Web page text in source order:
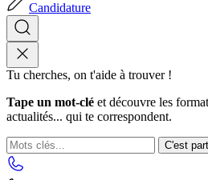
Candidature
Tu cherches, on t'aide à trouver !
Tape un mot-clé et découvre les
actualités... qui te correspondent.
C'est